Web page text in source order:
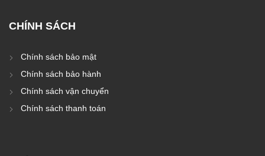
CHÍNH SÁCH
Chính sách bảo mật
Chính sách bảo hành
Chính sách vận chuyển
Chính sách thanh toán